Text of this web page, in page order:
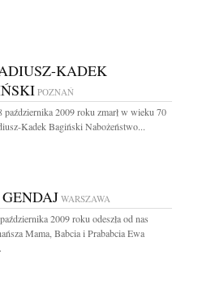
KADEK
POZNAŃ
października 2009 roku zmarł w wieku 70
Kadek Bagiński Nabożeństwo...
WARSZAWA
2009 roku odeszła od nas
Mama, Babcia i Prababcia Ewa